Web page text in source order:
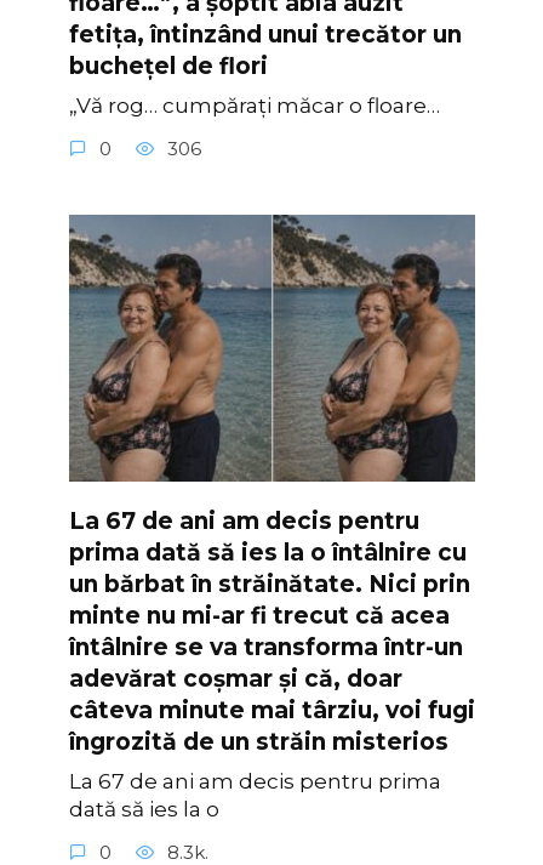
fetița, întinzând unui trecător un
buchețel de flori
„Vă rog… cumpărați măcar o floare…
0 306
La 67 de ani am decis pentru
prima dată să ies la o întâlnire cu
un bărbat în străinătate. Nici prin
minte nu mi-ar fi trecut că acea
întâlnire se va transforma într-un
adevărat coșmar și că, doar
câteva minute mai târziu, voi fugi
îngrozită de un străin misterios
La 67 de ani am decis pentru prima
dată să ies la o
0 8.3k.